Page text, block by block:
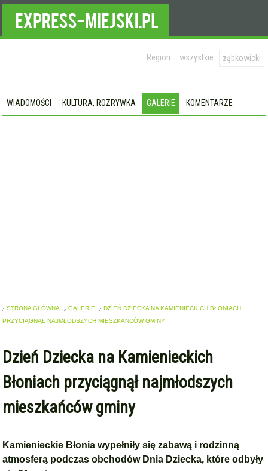
Region: wszystkie ząbkowicki
WIADOMOŚCI KULTURA, ROZRYWKA GALERIE KOMENTARZE
STRONA GŁÓWNA GALERIE
DZIEŃ DZIECKA NA KAMIENIECKICH BŁONIACH
PRZYCIĄGNĄŁ NAJMŁODSZYCH MIESZKAŃCÓW GMINY
Dzień Dziecka na Kamienieckich
Błoniach przyciągnął najmłodszych
mieszkańców gminy
Kamienieckie Błonia wypełniły się zabawą i rodzinną
atmosferą podczas obchodów Dnia Dziecka, które odbyły